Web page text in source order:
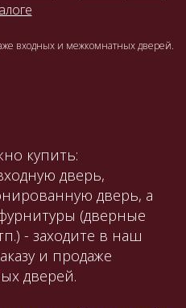
входных и межкомнатных дверей.
купить:
дверь,
дверь, а
(дверные
- заходите в наш
и продаже
дверей.